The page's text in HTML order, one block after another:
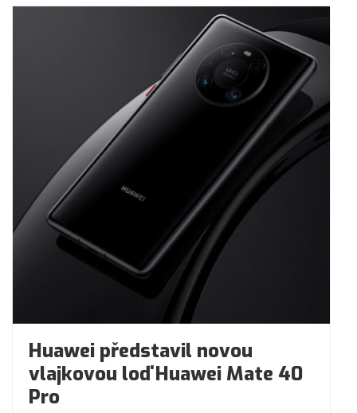
Huawei představil novou
vlajkovou loď Huawei Mate 40
Pro